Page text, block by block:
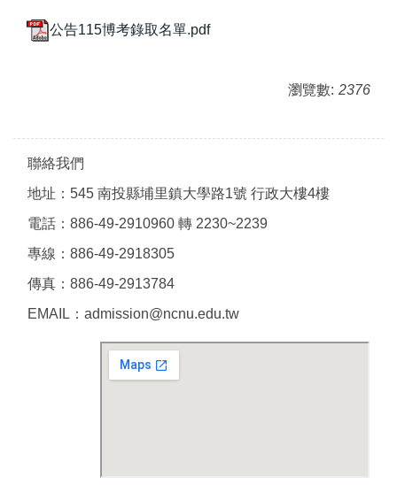
公告115博考錄取名單.pdf
瀏覽數: 2376
聯絡我們
地址：545 南投縣埔里鎮大學路1號 行政大樓4樓
電話：886-49-2910960 轉 2230~2239
專線：886-49-2918305
傳真：886-49-2913784
EMAIL：admission@ncnu.edu.tw